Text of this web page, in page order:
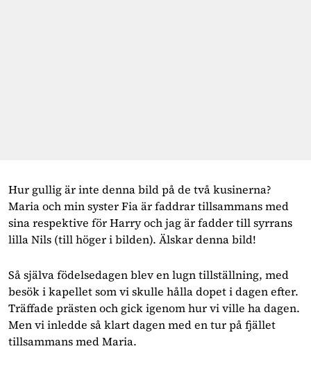
Hur gullig är inte denna bild på de två kusinerna?
Maria och min syster Fia är faddrar tillsammans med
sina respektive för Harry och jag är fadder till syrrans
lilla Nils (till höger i bilden). Älskar denna bild!
Så själva födelsedagen blev en lugn tillställning, med
besök i kapellet som vi skulle hålla dopet i dagen efter.
Träffade prästen och gick igenom hur vi ville ha dagen.
Men vi inledde så klart dagen med en tur på fjället
tillsammans med Maria.